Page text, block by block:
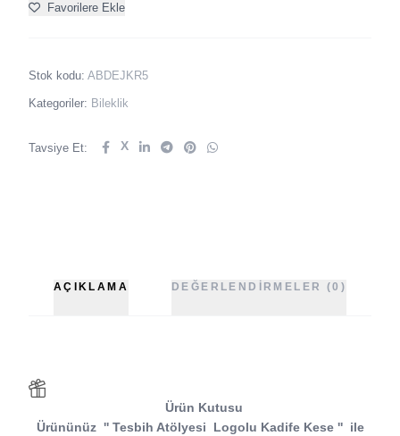
Favorilere Ekle
Stok kodu: ABDEJKR5
Kategoriler: Bileklik
Tavsiye Et: X
AÇIKLAMA DEĞERLENDIRMELER (0)
Ürün Kutusu
Ürününüz '' Tesbih Atölyesi Logolu Kadife Kese '' ile